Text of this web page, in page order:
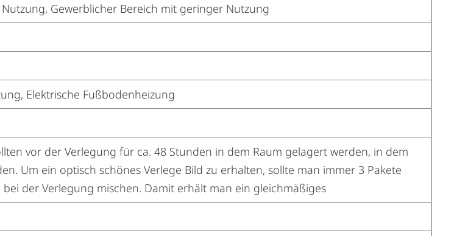
Gewerblicher Bereich mit geringer Nutzung
Elektrische Fußbodenheizung
vor der Verlegung für ca. 48 Stunden in dem Raum gelagert werden, in dem
Um ein optisch schönes Verlege Bild zu erhalten, sollte man immer 3 Pakete
der Verlegung mischen. Damit erhält man ein gleichmäßiges